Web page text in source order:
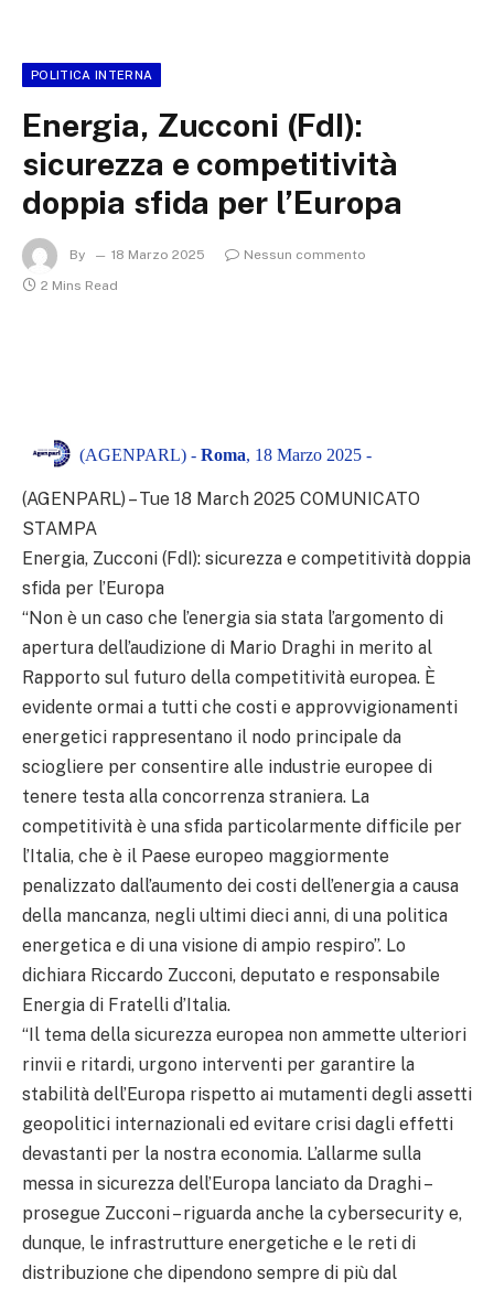
POLITICA INTERNA
Energia, Zucconi (FdI):
sicurezza e competitività
doppia sfida per l’Europa
By 18 Marzo 2025
Nessun commento
2 Mins Read
(AGENPARL) - Roma, 18 Marzo 2025 -
(AGENPARL) – Tue 18 March 2025 COMUNICATO
STAMPA
Energia, Zucconi (FdI): sicurezza e competitività doppia
sfida per l’Europa
“Non è un caso che l’energia sia stata l’argomento di
apertura dell’audizione di Mario Draghi in merito al
Rapporto sul futuro della competitività europea. È
evidente ormai a tutti che costi e approvvigionamenti
energetici rappresentano il nodo principale da
sciogliere per consentire alle industrie europee di
tenere testa alla concorrenza straniera. La
competitività è una sfida particolarmente difficile per
l’Italia, che è il Paese europeo maggiormente
penalizzato dall’aumento dei costi dell’energia a causa
della mancanza, negli ultimi dieci anni, di una politica
energetica e di una visione di ampio respiro”. Lo
dichiara Riccardo Zucconi, deputato e responsabile
Energia di Fratelli d’Italia.
“Il tema della sicurezza europea non ammette ulteriori
rinvii e ritardi, urgono interventi per garantire la
stabilità dell’Europa rispetto ai mutamenti degli assetti
geopolitici internazionali ed evitare crisi dagli effetti
devastanti per la nostra economia. L’allarme sulla
messa in sicurezza dell’Europa lanciato da Draghi –
prosegue Zucconi – riguarda anche la cybersecurity e,
dunque, le infrastrutture energetiche e le reti di
distribuzione che dipendono sempre di più dal